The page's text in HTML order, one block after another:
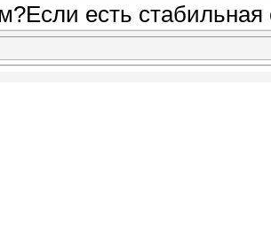
есть стабильная